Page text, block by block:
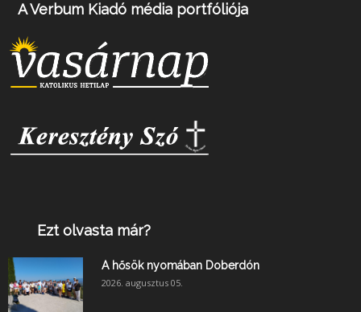
A Verbum Kiadó média portfóliója
Ezt olvasta már?
A hősök nyomában Doberdón
2026. augusztus 05.